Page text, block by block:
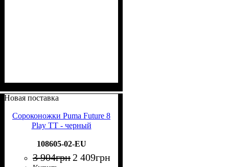
Новая поставка
Сороконожки Puma Future 8
Play TT - черный
108605-02-EU
3 904грн2 409грн